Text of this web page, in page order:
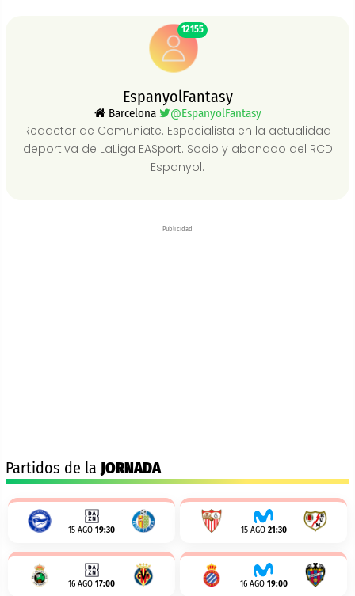
12155
EspanyolFantasy
Barcelona @EspanyolFantasy
Redactor de Comuniate. Especialista en la actualidad
deportiva de LaLiga EASport. Socio y abonado del RCD
Espanyol.
Publicidad
Partidos de la JORNADA
15 AGO 19:30 15 AGO 21:30
16 AGO 17:00 16 AGO 19:00